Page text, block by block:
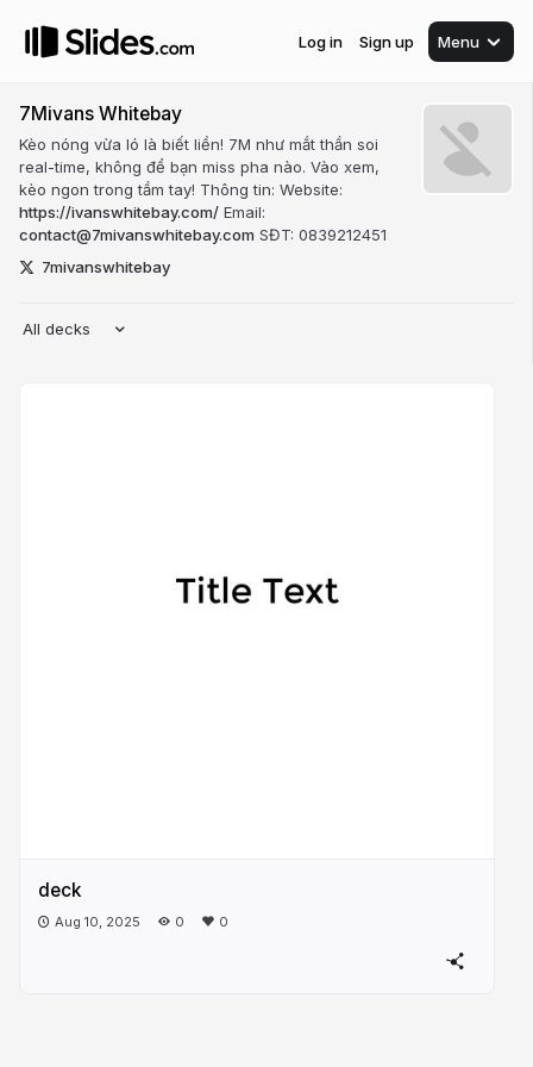
Log in Sign up Menu
7Mivans Whitebay
Kèo nóng vừa ló là biết liền! 7M như mắt thần soi
real-time, không để bạn miss pha nào. Vào xem,
kèo ngon trong tầm tay! Thông tin: Website:
https://ivanswhitebay.com/ Email:
contact@7mivanswhitebay.com SĐT: 0839212451
7mivanswhitebay
All decks
deck
Aug 10, 2025 0 0